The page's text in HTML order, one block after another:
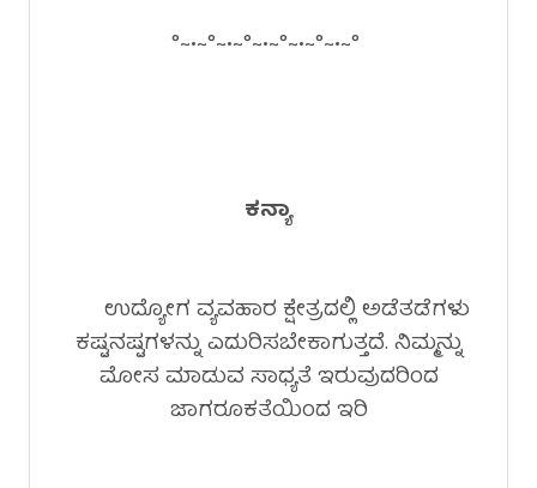
°~•~°~•~°~•~°~•~°~•~°
ಕನ್ಯಾ
ಉದ್ಯೋಗ ವ್ಯವಹಾರ ಕ್ಷೇತ್ರದಲ್ಲಿ ಅಡೆತಡೆಗಳು
ಕಷ್ಟನಷ್ಟಗಳನ್ನು ಎದುರಿಸಬೇಕಾಗುತ್ತದೆ. ನಿಮ್ಮನ್ನು
ಮೋಸ ಮಾಡುವ ಸಾಧ್ಯತೆ ಇರುವುದರಿಂದ
ಜಾಗರೂಕತೆಯಿಂದ ಇರಿ